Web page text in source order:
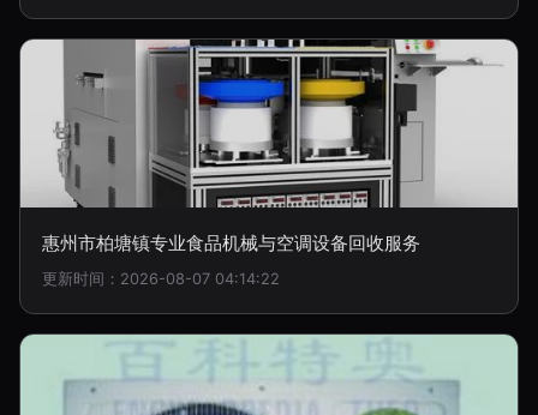
惠州市柏塘镇专业食品机械与空调设备回收服务
更新时间：2026-08-07 04:14:22